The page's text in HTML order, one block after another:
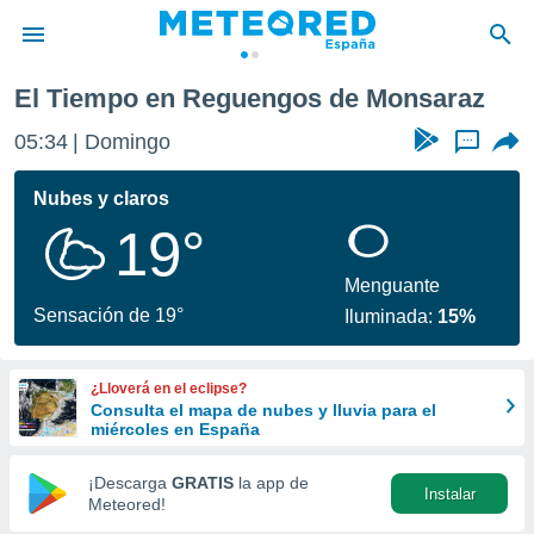
de
por
se
calidad.
a este
las
y
forma
digital
basada
El Tiempo en Reguengos de Monsaraz
05:34 Domingo ...
Nubes y claros
19°
Sensación de 19°
Menguante
Iluminada: 15%
¿Lloverá en el eclipse?
Consulta el mapa de nubes y lluvia para el
miércoles en España
¡Descarga GRATIS la app de
Meteored!
Instalar